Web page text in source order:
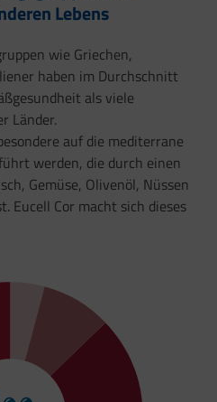
Lebens
wie Griechen,
haben im Durchschnitt
als viele
Länder.
auf die mediterrane
werden, die durch einen
Gemüse, Olivenöl, Nüssen
Eucell Cor macht sich dieses